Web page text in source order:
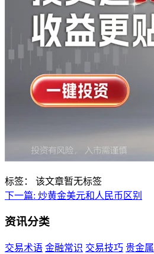
标签：
该文章暂无标签
下一篇: 炒黄金美元和人民币区别
资讯分类
交易术语 金融常识 交易技巧 贵金属